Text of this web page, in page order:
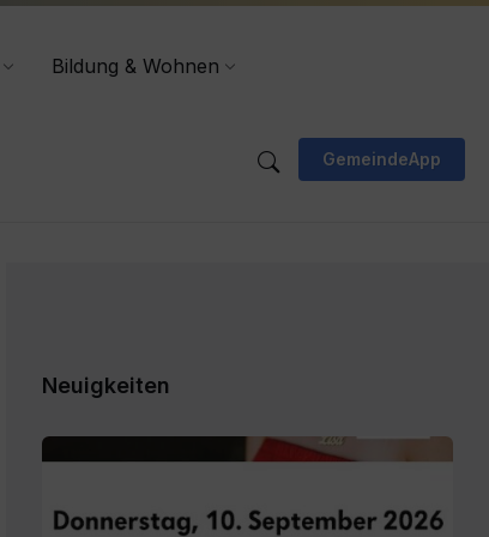
Bildung & Wohnen
GemeindeApp
Neuigkeiten